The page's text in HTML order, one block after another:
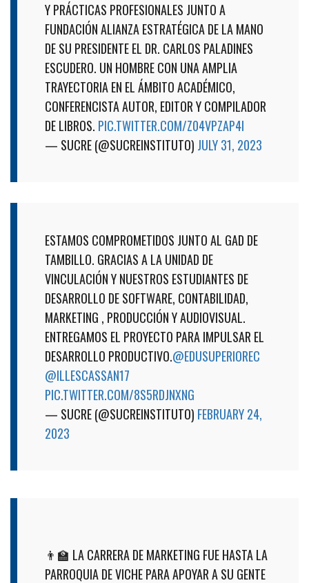
Y PRÁCTICAS PROFESIONALES JUNTO A
FUNDACIÓN ALIANZA ESTRATÉGICA DE LA MANO
DE SU PRESIDENTE EL DR. CARLOS PALADINES
ESCUDERO. UN HOMBRE CON UNA AMPLIA
TRAYECTORIA EN EL ÁMBITO ACADÉMICO,
CONFERENCISTA AUTOR, EDITOR Y COMPILADOR
DE LIBROS. PIC.TWITTER.COM/Z04VPZAP4I
— SUCRE (@SUCREINSTITUTO) JULY 31, 2023
ESTAMOS COMPROMETIDOS JUNTO AL GAD DE
TAMBILLO. GRACIAS A LA UNIDAD DE
VINCULACIÓN Y NUESTROS ESTUDIANTES DE
DESARROLLO DE SOFTWARE, CONTABILIDAD,
MARKETING , PRODUCCIÓN Y AUDIOVISUAL.
ENTREGAMOS EL PROYECTO PARA IMPULSAR EL
DESARROLLO PRODUCTIVO.@EDUSUPERIOREC
@ILLESCASSAN17
PIC.TWITTER.COM/8S5RDJNXNG
— SUCRE (@SUCREINSTITUTO) FEBRUARY 24,
2023
👨‍🏫 LA CARRERA DE MARKETING FUE HASTA LA
PARROQUIA DE VICHE PARA APOYAR A SU GENTE